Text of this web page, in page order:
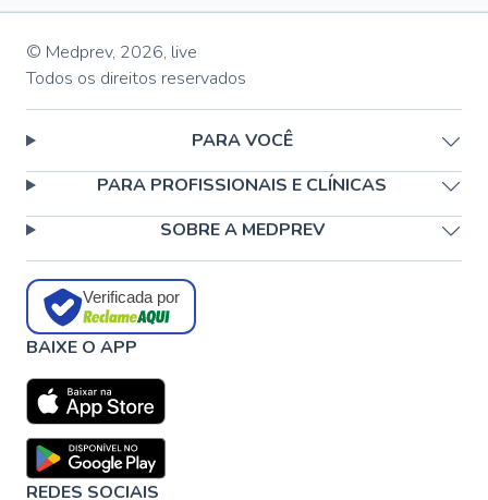
© Medprev, 2026, live
Todos os direitos reservados
PARA VOCÊ
PARA PROFISSIONAIS E CLÍNICAS
SOBRE A MEDPREV
Verificada por
BAIXE O APP
REDES SOCIAIS